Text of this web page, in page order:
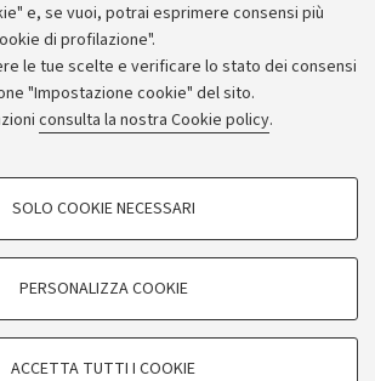
e, se vuoi, potrai esprimere consensi più
di profilazione".
le tue scelte e verificare lo stato dei consensi
"Impostazione cookie" del sito.
consulta la nostra Cookie policy.
- FACOLTATIVI
NECESSARI
SOLO COOKIE NECESSARI
PERSONALIZZA COOKIE
ACCETTA TUTTI I COOKIE
Albo online
trasparente
Atti di notifica
sul sito e accessibilità
di accessibilità
Privacy e note legali
Impostazioni Cookie
MATER STUDIORUM - Università di
33 - 40126Bologna - PI: